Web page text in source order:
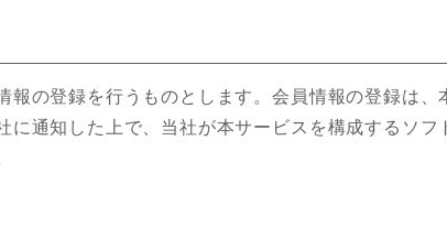
の登録を行うものとします。会員情報の登録は、
通知した上で、当社が本サービスを構成するソ